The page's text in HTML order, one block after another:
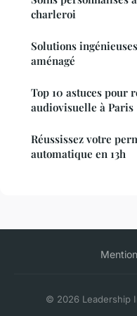
charleroi
Solutions
aménagé
Top 10 astuces pour
audiovisuelle à Paris
Réussissez votre
automatique en 13h
© 2026 Leadership